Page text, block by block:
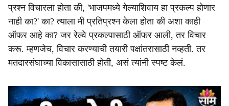
प्रश्न विचारला होता की, 'भाजपमध्ये गेल्याशिवाय हा प्रकल्प होणार
नाही का?' का? त्याला मी प्रतिप्रश्न केला होता की अशा काही
ऑफर आहे का? जर रेल्वे प्रकल्पासाठी ऑफर आली, तर विचार
करू. म्हणजेच, विचार करण्याची तयारी पक्षांतरासाठी नव्हती. तर
मतदारसंघाच्या विकासासाठी होती, असं त्यांनी स्पष्ट केलं.